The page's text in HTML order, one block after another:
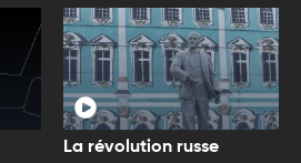
La révolution russe